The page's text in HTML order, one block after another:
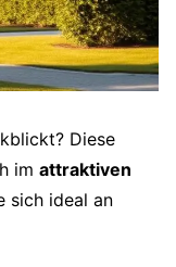
Diese
im attraktiven
sich ideal an